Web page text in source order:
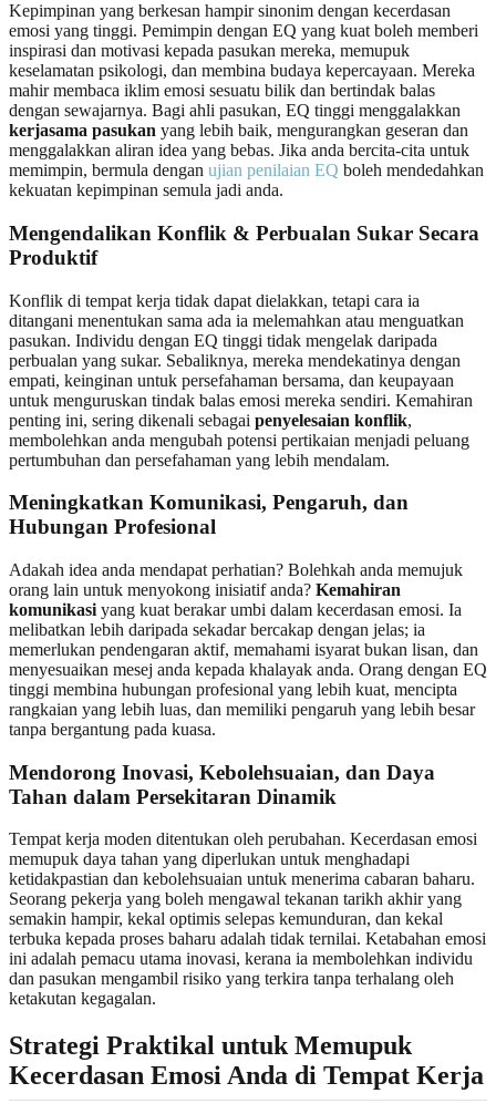
Kepimpinan yang berkesan hampir sinonim dengan kecerdasan
emosi yang tinggi. Pemimpin dengan EQ yang kuat boleh memberi
inspirasi dan motivasi kepada pasukan mereka, memupuk
keselamatan psikologi, dan membina budaya kepercayaan. Mereka
mahir membaca iklim emosi sesuatu bilik dan bertindak balas
dengan sewajarnya. Bagi ahli pasukan, EQ tinggi menggalakkan
kerjasama pasukan yang lebih baik, mengurangkan geseran dan
menggalakkan aliran idea yang bebas. Jika anda bercita-cita untuk
memimpin, bermula dengan ujian penilaian EQ boleh mendedahkan
kekuatan kepimpinan semula jadi anda.
Mengendalikan Konflik & Perbualan Sukar Secara
Produktif
Konflik di tempat kerja tidak dapat dielakkan, tetapi cara ia
ditangani menentukan sama ada ia melemahkan atau menguatkan
pasukan. Individu dengan EQ tinggi tidak mengelak daripada
perbualan yang sukar. Sebaliknya, mereka mendekatinya dengan
empati, keinginan untuk persefahaman bersama, dan keupayaan
untuk menguruskan tindak balas emosi mereka sendiri. Kemahiran
penting ini, sering dikenali sebagai penyelesaian konflik,
membolehkan anda mengubah potensi pertikaian menjadi peluang
pertumbuhan dan persefahaman yang lebih mendalam.
Meningkatkan Komunikasi, Pengaruh, dan
Hubungan Profesional
Adakah idea anda mendapat perhatian? Bolehkah anda memujuk
orang lain untuk menyokong inisiatif anda? Kemahiran
komunikasi yang kuat berakar umbi dalam kecerdasan emosi. Ia
melibatkan lebih daripada sekadar bercakap dengan jelas; ia
memerlukan pendengaran aktif, memahami isyarat bukan lisan, dan
menyesuaikan mesej anda kepada khalayak anda. Orang dengan EQ
tinggi membina hubungan profesional yang lebih kuat, mencipta
rangkaian yang lebih luas, dan memiliki pengaruh yang lebih besar
tanpa bergantung pada kuasa.
Mendorong Inovasi, Kebolehsuaian, dan Daya
Tahan dalam Persekitaran Dinamik
Tempat kerja moden ditentukan oleh perubahan. Kecerdasan emosi
memupuk daya tahan yang diperlukan untuk menghadapi
ketidakpastian dan kebolehsuaian untuk menerima cabaran baharu.
Seorang pekerja yang boleh mengawal tekanan tarikh akhir yang
semakin hampir, kekal optimis selepas kemunduran, dan kekal
terbuka kepada proses baharu adalah tidak ternilai. Ketabahan emosi
ini adalah pemacu utama inovasi, kerana ia membolehkan individu
dan pasukan mengambil risiko yang terkira tanpa terhalang oleh
ketakutan kegagalan.
Strategi Praktikal untuk Memupuk
Kecerdasan Emosi Anda di Tempat Kerja